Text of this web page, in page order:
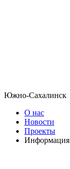
Южно-Сахалинск
О нас
Новости
Проекты
Информация